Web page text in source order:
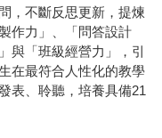
，不斷反思更新，提煉
作力」、「問答設計
與「班級經營力」，引
在最符合人性化的教學
表、聆聽，培養具備21